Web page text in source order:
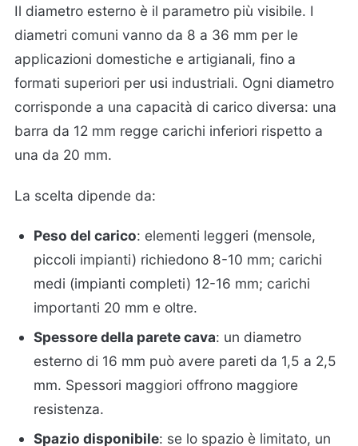
Il diametro esterno è il parametro più visibile. I
diametri comuni vanno da 8 a 36 mm per le
applicazioni domestiche e artigianali, fino a
formati superiori per usi industriali. Ogni diametro
corrisponde a una capacità di carico diversa: una
barra da 12 mm regge carichi inferiori rispetto a
una da 20 mm.
La scelta dipende da:
Peso del carico: elementi leggeri (mensole,
piccoli impianti) richiedono 8-10 mm; carichi
medi (impianti completi) 12-16 mm; carichi
importanti 20 mm e oltre.
Spessore della parete cava: un diametro
esterno di 16 mm può avere pareti da 1,5 a 2,5
mm. Spessori maggiori offrono maggiore
resistenza.
Spazio disponibile: se lo spazio è limitato, un